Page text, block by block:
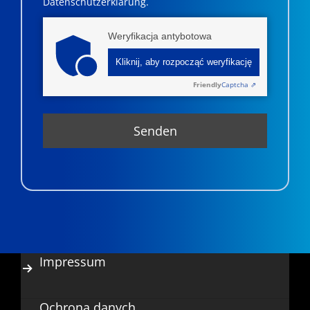
Weryfikacja antybotowa
Kliknij, aby rozpocząć weryfikację
FriendlyCaptcha ⇗
Impressum